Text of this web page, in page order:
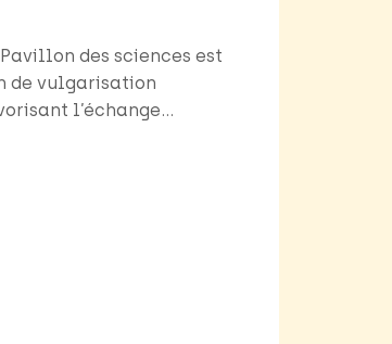
des sciences est
de vulgarisation
l’échange…